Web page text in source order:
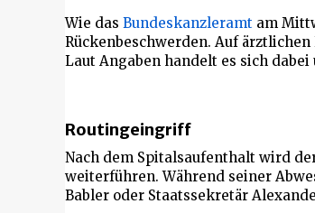
Wie das Bundeskanzleramt am
Rückenbeschwerden. Auf
Laut Angaben handelt es sich
Routingeingriff
Nach dem Spitalsaufenthalt wird
weiterführen. Während seiner
Babler oder Staatssekretär